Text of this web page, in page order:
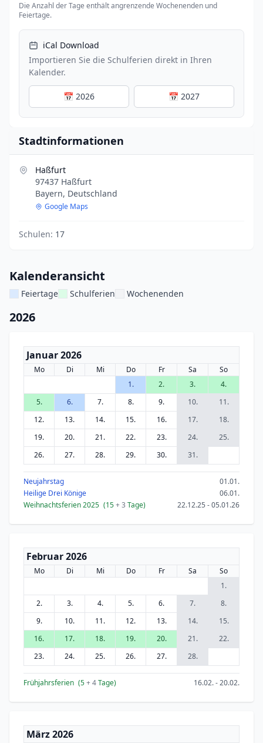
Die Anzahl der Tage enthält angrenzende Wochenenden und
Feiertage.
iCal Download
Importieren Sie die Schulferien direkt in Ihren
Kalender.
📅 2026 📅 2027
Stadtinformationen
Haßfurt
97437 Haßfurt
Bayern, Deutschland
Google Maps
Schulen: 17
Kalenderansicht
Feiertage Schulferien Wochenenden
2026
Januar 2026
Mo Di Mi Do Fr Sa
So
1.
2. 3.
4.
5.
6. 7. 8. 9. 10.
11.
12.
13. 14. 15. 16. 17.
18.
19.
20. 21. 22. 23. 24.
25.
26.
27. 28. 29. 30. 31.
Neujahrstag
01.01.
Heilige Drei Könige
06.01.
Weihnachtsferien 2025 (15+ 3 Tage) 22.12.25 - 05.01.26
Februar 2026
Mo Di Mi Do Fr Sa
So
1.
2.
3. 4. 5. 6. 7.
8.
9.
10. 11. 12. 13. 14.
15.
16.
17. 18. 19. 20. 21.
22.
23.
24. 25. 26. 27. 28.
Frühjahrsferien (5+ 4Tage) 16.02. - 20.02.
März 2026